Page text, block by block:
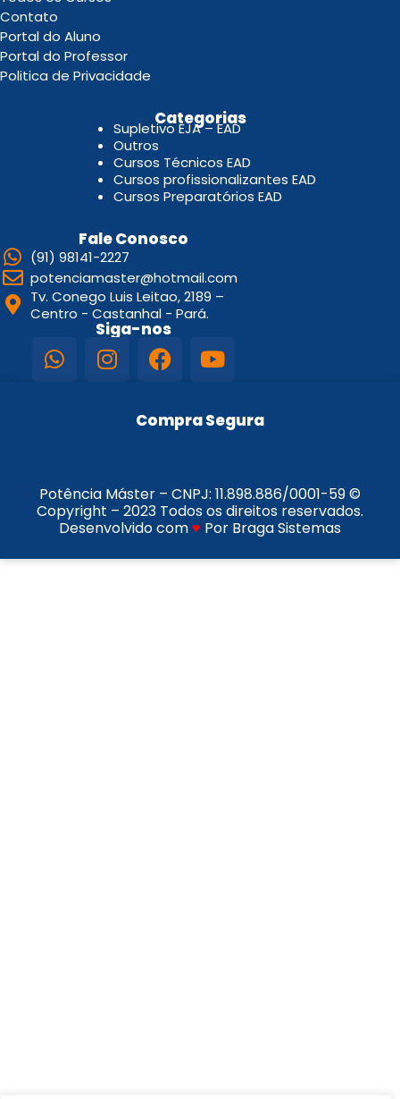
Contato
Portal do Aluno
Portal do Professor
Politica de Privacidade
Categorias
Supletivo EJA – EAD
Outros
Cursos Técnicos EAD
Cursos profissionalizantes EAD
Cursos Preparatórios EAD
Fale Conosco
(91) 98141-2227
potenciamaster@hotmail.com
Tv. Conego Luis Leitao, 2189 –
Centro - Castanhal - Pará.
Siga-nos
Compra Segura
Potência Máster – CNPJ: 11.898.886/0001-59©
Copyright – 2023 Todos os direitos reservados.
Desenvolvido com♥ Por Braga Sistemas